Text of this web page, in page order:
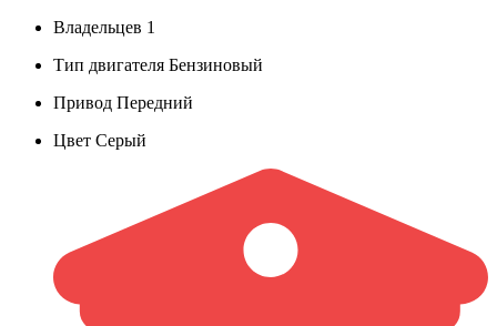
Владельцев 1
Тип двигателя Бензиновый
Привод Передний
Цвет Серый